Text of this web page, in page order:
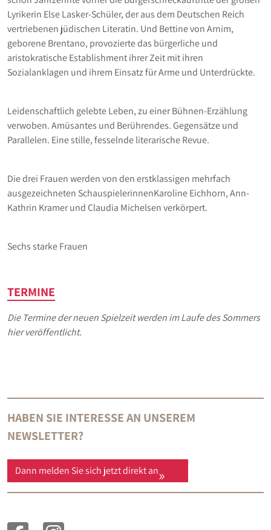
Lyrikerin Else Lasker-Schüler, der aus dem Deutschen Reich
vertriebenen jüdischen Literatin. Und Bettine von Arnim,
geborene Brentano, provozierte das bürgerliche und
aristokratische Establishment ihrer Zeit mit ihren
Sozialanklagen und ihrem Einsatz für Arme und Unterdrückte.
Leidenschaftlich gelebte Leben, zu einer Bühnen-Erzählung
verwoben. Amüsantes und Berührendes. Gegensätze und
Parallelen. Eine stille, fesselnde literarische Revue.
Die drei Frauen werden von den erstklassigen mehrfach
ausgezeichneten SchauspielerinnenKaroline Eichhorn, Ann-
Kathrin Kramer und Claudia Michelsen verkörpert.
Sechs starke Frauen
TERMINE
Die Termine der neuen Spielzeit werden im Laufe des Sommers
hier veröffentlicht.
HABEN SIE INTERESSE AN UNSEREM
NEWSLETTER?
Dann melden Sie sich jetzt direkt an